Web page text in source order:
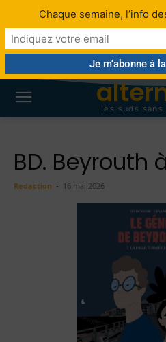
les suds
BD. Beyrouth
Redaction - 16 mai 2026
Chaque semaine, l’info